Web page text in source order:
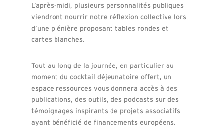
L’après-midi, plusieurs personnalités publiques
viendront nourrir notre réflexion collective lors
d’une plénière proposant tables rondes et
cartes blanches.
Tout au long de la journée, en particulier au
moment du cocktail déjeunatoire offert, un
espace ressources vous donnera accès à des
publications, des outils, des podcasts sur des
témoignages inspirants de projets associatifs
ayant bénéficié de financements européens.